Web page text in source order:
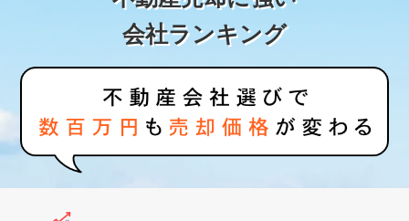
会社ランキング
不動産売却の流れ
家査定シミュレーター
お問い合わせ